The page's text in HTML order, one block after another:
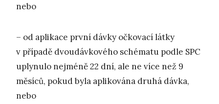
nebo
– od aplikace první dávky očkovací látky
v případě dvoudávkového schématu podle SPC
uplynulo nejméně 22 dní, ale ne více než 9
měsíců, pokud byla aplikována druhá dávka,
nebo